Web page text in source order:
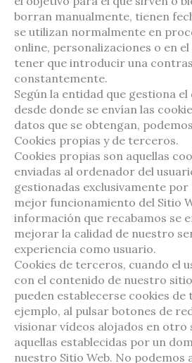
borran manualmente, tienen
se utilizan normalmente en
online, personalizaciones o en
tener que introducir una
constantemente.
Según la entidad que gestiona
desde donde se envían las
datos que se obtengan,
Cookies propias y de terceros.
Cookies propias son aquellas
enviadas al ordenador del
gestionadas exclusivamente
mejor funcionamiento del Sitio
información que recabamos se
mejorar la calidad de nuestro
experiencia como usuario.
Cookies de terceros, cuando el
con el contenido de nuestro
pueden establecerse cookies
ejemplo, al pulsar botones de
visionar vídeos alojados en otro
aquellas establecidas por un
nuestro Sitio Web. No podemos